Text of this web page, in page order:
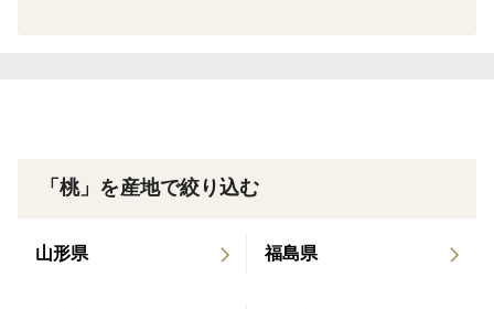
日々頑張っています。自営直売所でリピーターでほぼ完
ととなりました。
「桃」を産地で絞り込む
山形県 福島県